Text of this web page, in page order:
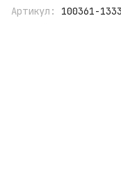
Артикул: 100361-1333